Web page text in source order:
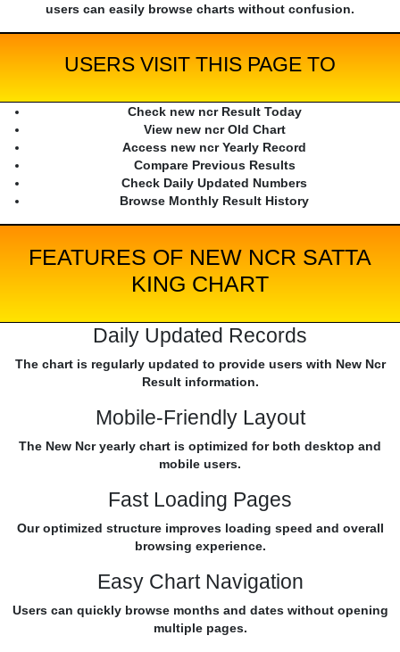
users can easily browse charts without confusion.
USERS VISIT THIS PAGE TO
Check new ncr Result Today
View new ncr Old Chart
Access new ncr Yearly Record
Compare Previous Results
Check Daily Updated Numbers
Browse Monthly Result History
FEATURES OF NEW NCR SATTA
KING CHART
Daily Updated Records
The chart is regularly updated to provide users with New Ncr
Result information.
Mobile-Friendly Layout
The New Ncr yearly chart is optimized for both desktop and
mobile users.
Fast Loading Pages
Our optimized structure improves loading speed and overall
browsing experience.
Easy Chart Navigation
Users can quickly browse months and dates without opening
multiple pages.